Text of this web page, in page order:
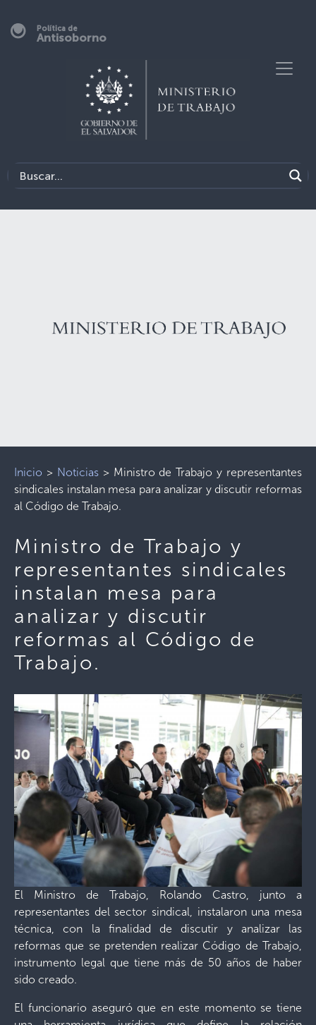
Política de
Antisoborno
Inicio > Noticias> Ministro de Trabajo y representantes
sindicales instalan mesa para analizar y discutir reformas
al Código de Trabajo.
Ministro de Trabajo y
representantes sindicales
instalan mesa para
analizar y discutir
reformas al Código de
Trabajo.
El Ministro de Trabajo, Rolando Castro, junto a
representantes del sector sindical, instalaron una mesa
técnica, con la finalidad de discutir y analizar las
reformas que se pretenden realizar Código de Trabajo,
instrumento legal que tiene más de 50 años de haber
sido creado.
El funcionario aseguró que en este momento se tiene